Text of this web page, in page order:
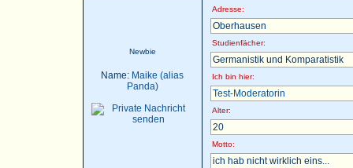
Newbie
Name: Maike (alias
Panda)
Adresse:
Oberhausen
Studienfächer:
Germanistik und Komparatistik
Ich bin hier:
Test-Moderatorin
Alter:
20
Motto:
ich hab nicht wirklich eins...